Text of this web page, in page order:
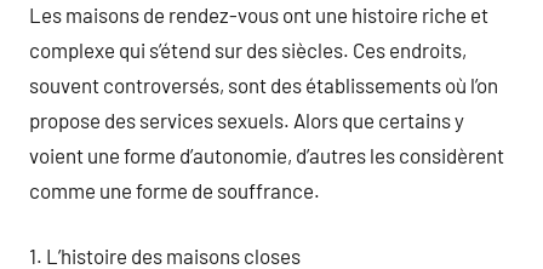
Les maisons de rendez-vous ont une histoire riche et
complexe qui s’étend sur des siècles. Ces endroits,
souvent controversés, sont des établissements où l’on
propose des services sexuels. Alors que certains y
voient une forme d’autonomie, d’autres les considèrent
comme une forme de souffrance.
1. L’histoire des maisons closes